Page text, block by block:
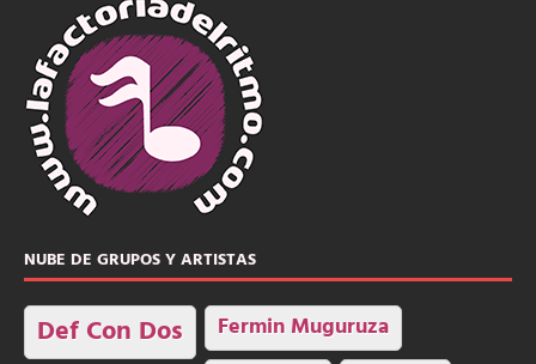
NUBE DE GRUPOS Y ARTISTAS
Def Con Dos Fermin Muguruza